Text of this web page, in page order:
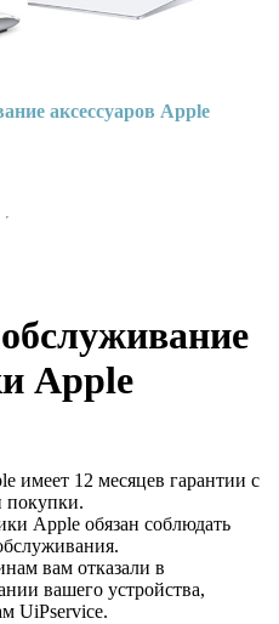
аксессуаров Apple
Apple
имеет 12 месяцев гарантии с
покупки.
Apple обязан соблюдать
вам отказали в
вашего устройства,
UiPservice.